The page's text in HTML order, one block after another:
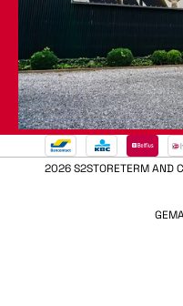
2026 S2STORETERM AND